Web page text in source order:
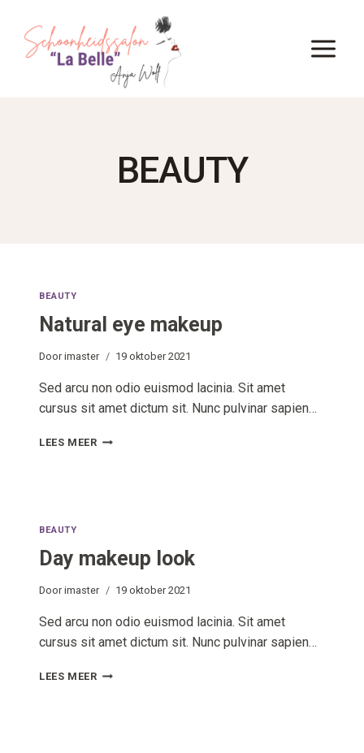
inhoud
BEAUTY
BEAUTY
Natural eye makeup
Door imaster 19 oktober 2021
Sed arcu non odio euismod lacinia. Sit amet
cursus sit amet dictum sit. Nunc pulvinar sapien…
LEES MEERNATURAL
BEAUTY
Day makeup look
Door imaster 19 oktober 2021
Sed arcu non odio euismod lacinia. Sit amet
cursus sit amet dictum sit. Nunc pulvinar sapien…
LEES MEERDAY